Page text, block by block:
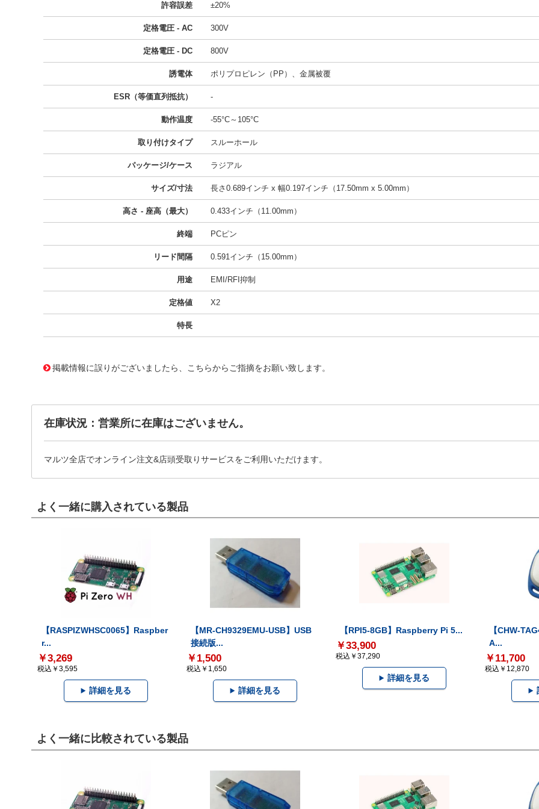
許容誤差 ±20%
定格電圧 - AC 300V
定格電圧 - DC 800V
誘電体 ポリプロピレン（PP）、金属被覆
ESR（等価直列抵抗） -
動作温度 -55°C～105°C
取り付けタイプ スルーホール
パッケージ/ケース ラジアル
サイズ/寸法 長さ0.689インチ x 幅0.197インチ（17.50mm x 5.00mm）
高さ - 座高（最大） 0.433インチ（11.00mm）
終端 PCピン
リード間隔 0.591インチ（15.00mm）
用途 EMI/RFI抑制
定格値 X2
特長
掲載情報に誤りがございましたら、こちらからご指摘をお願い致します。
在庫状況：営業所に在庫はございません。
マルツ全店でオンライン注文&店頭受取りサービスをご利用いただけます。
よく一緒に購入されている製品
【RASPIZWHSC0065】Raspber
r...
￥3,269
税込￥3,595
詳細を見る
【MR-CH9329EMU-USB】USB
接続版...
￥1,500
税込￥1,650
詳細を見る
【RPI5-8GB】Raspberry Pi 5...
￥33,900
税込￥37,290
詳細を見る
【CHW-
A...
￥11,700
税込￥12,870
よく一緒に比較されている製品